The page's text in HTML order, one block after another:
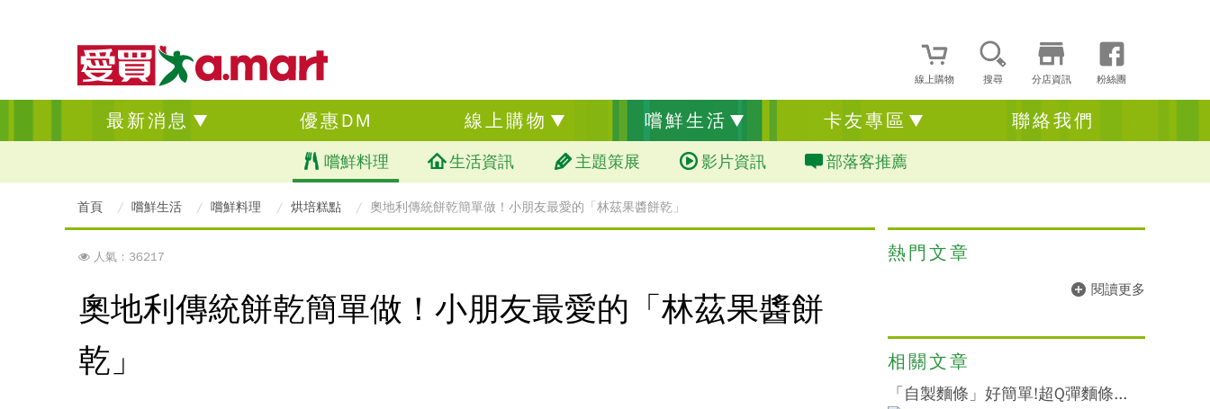
線上購物 搜尋 分店資訊 粉絲團
最新消息 優惠DM 線上購物 嚐鮮生活 卡友專區 聯絡我們
嚐鮮料理 生活資訊 主題策展 影片資訊 部落客推薦
首頁 嚐鮮生活 嚐鮮料理 烘培糕點 奧地利傳統餅乾簡單做！小朋友最愛的「林茲果醬餅乾」
人氣：36217
奧地利傳統餅乾簡單做！小朋友最愛的「林茲果醬餅
乾」
熱門文章
閱讀更多
相關文章
「自製麵條」好簡單!超Q彈麵條...